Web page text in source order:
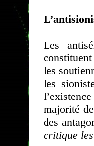
Les
les
les
majorité
des
critique